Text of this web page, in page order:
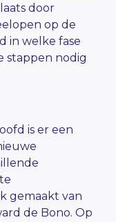
door
op de
in welke fase
stappen nodig
is er een
gemaakt van
de Bono. Op